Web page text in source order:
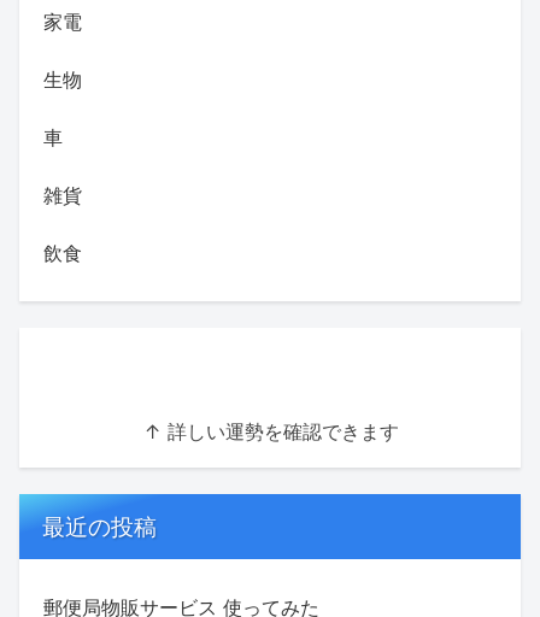
家電
生物
車
雑貨
飲食
↑ 詳しい運勢を確認できます
最近の投稿
郵便局物販サービス 使ってみた